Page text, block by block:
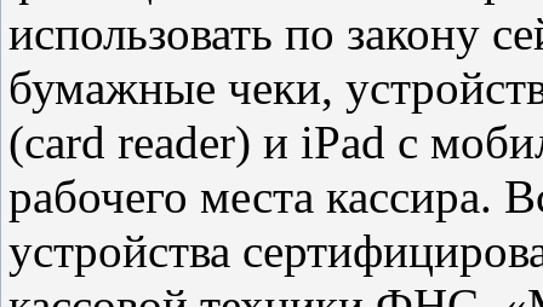
использовать по закону
бумажные чеки,
(card reader) и iPad с
рабочего места кассира.
устройства